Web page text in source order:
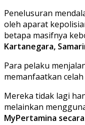
Penelusuran
oleh aparat
betapa masifnya
Kartanegara,
Para pelaku
memanfaatkan
Mereka tidak lagi
melainkan
MyPertamina